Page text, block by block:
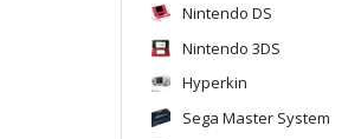
Nintendo DS
Nintendo 3DS
Hyperkin
Sega Master System